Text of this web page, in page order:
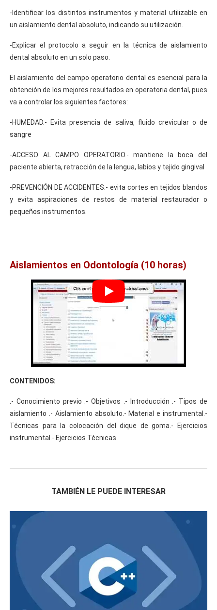
-Identificar los distintos instrumentos y material utilizable en
un aislamiento dental absoluto, indicando su utilización.
-Explicar el protocolo a seguir en la técnica de aislamiento
dental absoluto en un solo paso.
El aislamiento del campo operatorio dental es esencial para la
obtención de los mejores resultados en operatoria dental, pues
va a controlar los siguientes factores:
-HUMEDAD.- Evita presencia de saliva, fluido crevicular o de
sangre
-ACCESO AL CAMPO OPERATORIO.- mantiene la boca del
paciente abierta, retracción de la lengua, labios y tejido gingival
-PREVENCIÓN DE ACCIDENTES.- evita cortes en tejidos blandos
y evita aspiraciones de restos de material restaurador o
pequeños instrumentos.
Aislamientos en Odontología (10 horas)
CONTENIDOS:
.- Conocimiento previo .- Objetivos .- Introducción .- Tipos de
aislamiento .- Aislamiento absoluto.- Material e instrumental.-
Técnicas para la colocación del dique de goma.- Ejercicios
instrumental.- Ejercicios Técnicas
TAMBIÉN LE PUEDE INTERESAR